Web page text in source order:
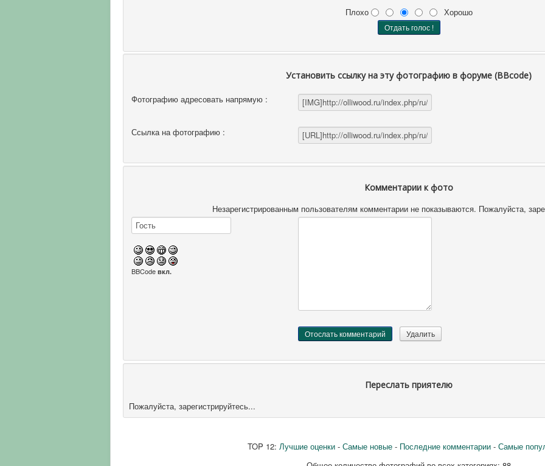
Плохо Хорошо
Установить ссылку на эту фотографию в форуме (BBcode)
Фотографию адресовать напрямую :
Ссылка на фотографию :
Комментарии к фото
Незарегистрированным пользователям комментарии не показываются. Пожалуйста,
BBCode вкл.
Переслать приятелю
Пожалуйста, зарегистрируйтесь...
TOP 12: Лучшие оценки - Самые новые - Последние комментарии - Самые